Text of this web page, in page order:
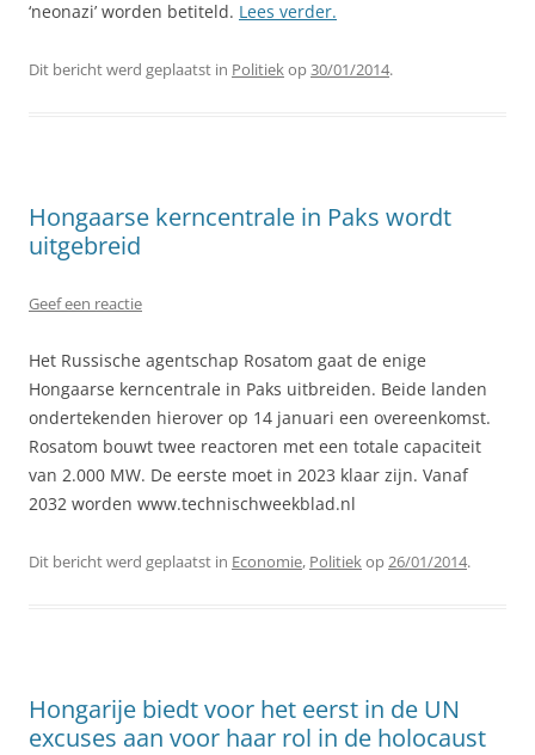
‘neonazi’ worden betiteld. Lees verder.
Dit bericht werd geplaatst in Politiekop30/01/2014.
Hongaarse kerncentrale in Paks wordt
uitgebreid
Geef een reactie
Het Russische agentschap Rosatom gaat de enige
Hongaarse kerncentrale in Paks uitbreiden. Beide landen
ondertekenden hierover op 14 januari een overeenkomst.
Rosatom bouwt twee reactoren met een totale capaciteit
van 2.000 MW. De eerste moet in 2023 klaar zijn. Vanaf
2032 worden www.technischweekblad.nl
Dit bericht werd geplaatst in Economie, Politiekop26/01/2014.
Hongarije biedt voor het eerst in de UN
excuses aan voor haar rol in de holocaust